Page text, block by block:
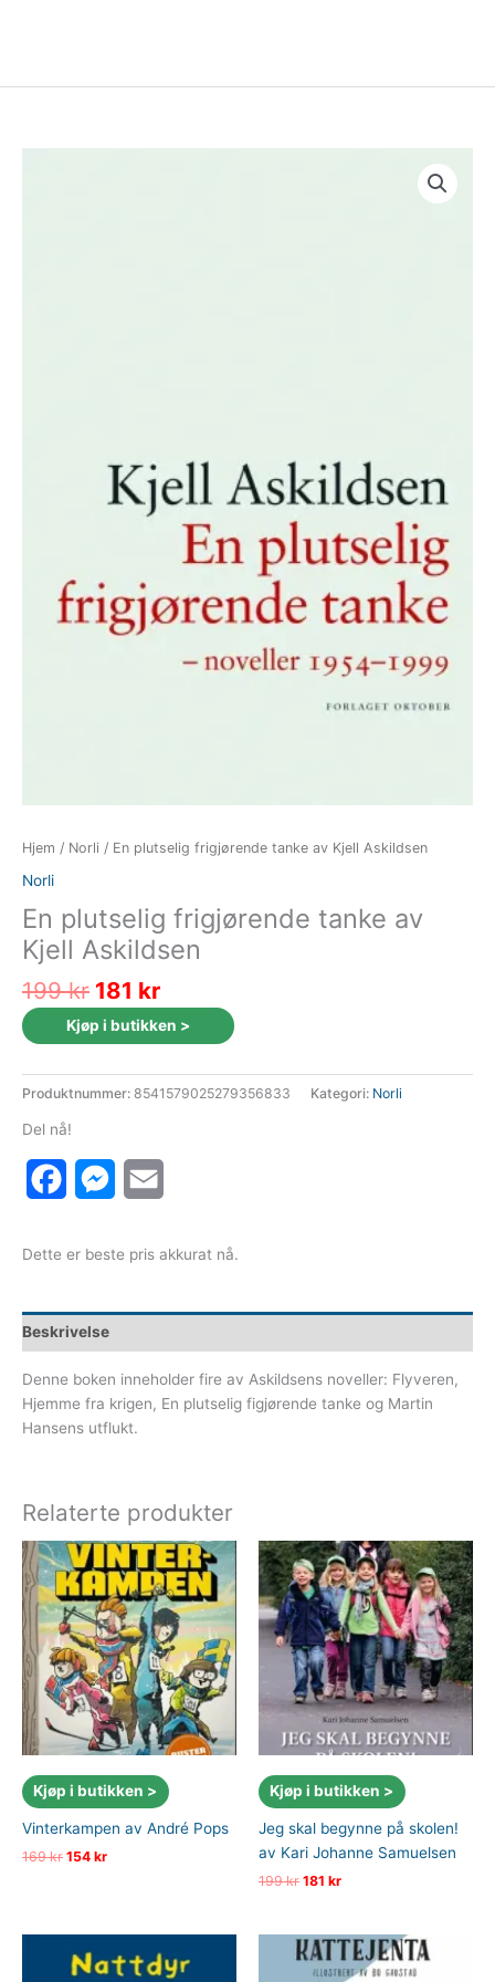
Hjem / Norli / En plutselig frigjørende tanke av Kjell Askildsen
Norli
En plutselig frigjørende tanke av
Kjell Askildsen
199kr Opprinnelig
pris
var:
181 krNåværende
pris
er:
Kjøp i butikken >
Produktnummer: 8541579025279356833 Kategori: Norli
Del nå!
FacebookMessenger
Dette er beste pris akkurat nå.
Beskrivelse
Denne boken inneholder fire av Askildsens noveller: Flyveren,
Hjemme fra krigen, En plutselig figjørende tanke og Martin
Hansens utflukt.
Relaterte produkter
Kjøp i butikken >
Vinterkampen av André Pops
169kr Opprinnelig
154 krNåværende
Kjøp i butikken >
Jeg skal begynne på skolen!
av Kari Johanne Samuelsen
199kr Opprinnelig
199 kr.
181 krNåværende
181 kr.